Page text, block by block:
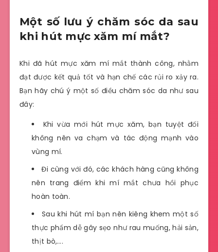
Một số lưu ý chăm sóc da sau
khi hút mực xăm mí mắt?
Khi đã hút mực xăm mí mắt thành công, nhằm
đạt được kết quả tốt và hạn chế các rủi ro xảy ra.
Bạn hãy chú ý một số điều chăm sóc da như sau
đây:
Khi vừa mới hút mực xăm, bạn tuyệt đối
không nên va chạm và tác động mạnh vào
vùng mí.
Đi cùng với đó, các khách hàng cũng không
nên trang điểm khi mí mắt chưa hồi phục
hoàn toàn.
Sau khi hút mí bạn nên kiêng khem một số
thực phẩm dễ gây sẹo như rau muống, hải sản,
thịt bò,….